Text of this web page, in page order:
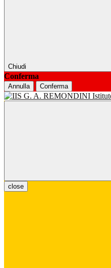
Chiudi
Conferma
Annulla Conferma
close